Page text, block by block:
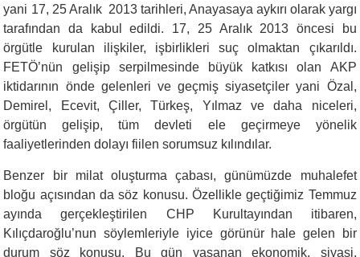
yani 17, 25Aralık2013tarihleri, Anayasaya aykırı olarak yargı
tarafından da kabul edildi. 17, 25 Aralık 2013 öncesi bu
örgütle kurulan ilişkiler, işbirlikleri suç olmaktan çıkarıldı.
FETÖ’nün gelişip serpilmesinde büyük katkısı olan AKP
iktidarının önde gelenleri ve geçmiş siyasetçiler yani Özal,
Demirel, Ecevit, Çiller, Türkeş, Yılmaz ve daha niceleri,
örgütün gelişip, tüm devleti ele geçirmeye yönelik
faaliyetlerinden dolayı fiilen sorumsuz kılındılar.
Benzer bir milat oluşturma çabası, günümüzde muhalefet
bloğu açısından da söz konusu. Özellikle geçtiğimiz Temmuz
ayında gerçekleştirilen CHP Kurultayından itibaren,
Kılıçdaroğlu’nun söylemleriyle iyice görünür hale gelen bir
durum söz konusu. Bu gün yaşanan ekonomik, siyasi,